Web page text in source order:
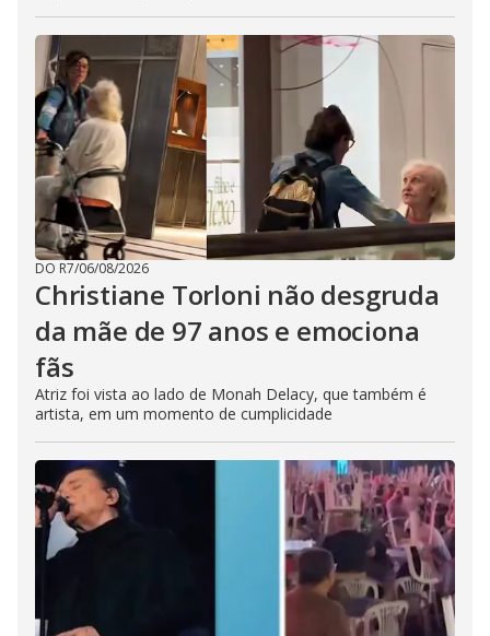
DO R7/06/08/2026
Christiane Torloni não desgruda
da mãe de 97 anos e emociona
fãs
Atriz foi vista ao lado de Monah Delacy, que também é
artista, em um momento de cumplicidade